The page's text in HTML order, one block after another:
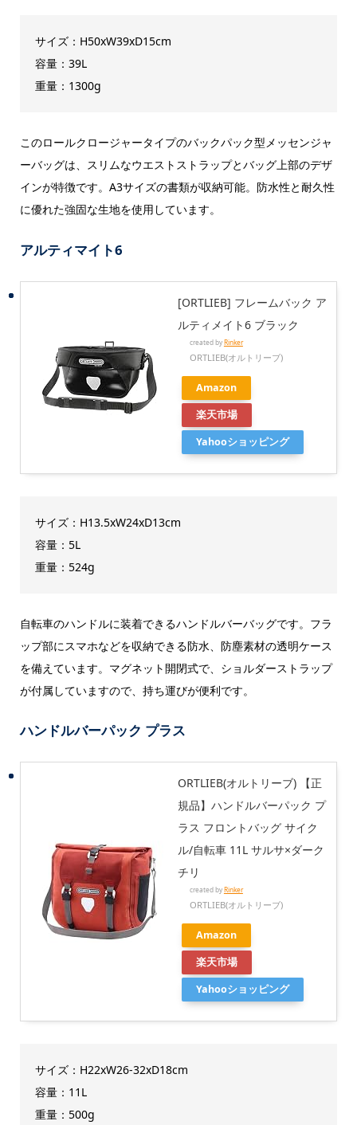
サイズ：H50xW39xD15cm
容量：39L
重量：1300g
このロールクロージャータイプのバックパック型メッセンジャ
ーバッグは、スリムなウエストストラップとバッグ上部のデザ
インが特徴です。A3サイズの書類が収納可能。防水性と耐久性
に優れた強固な生地を使用しています。
アルティマイト6
[ORTLIEB] フレームバック ア
ルティメイト6 ブラック
created byRinker
ORTLIEB(オルトリーブ)
Amazon
楽天市場
Yahooショッピング
サイズ：H13.5xW24xD13cm
容量：5L
重量：524g
自転車のハンドルに装着できるハンドルバーバッグです。フラ
ップ部にスマホなどを収納できる防水、防塵素材の透明ケース
を備えています。マグネット開閉式で、ショルダーストラップ
が付属していますので、持ち運びが便利です。
ハンドルバーパック プラス
ORTLIEB(オルトリーブ) 【正
規品】ハンドルバーパック プ
ラス フロントバッグ サイク
ル/自転車 11L サルサ×ダーク
チリ
created byRinker
ORTLIEB(オルトリーブ)
Amazon
楽天市場
Yahooショッピング
サイズ：H22xW26-32xD18cm
容量：11L
重量：500g